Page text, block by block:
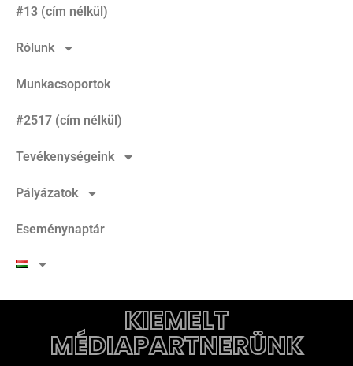
#13 (cím nélkül)
Rólunk
Munkacsoportok
#2517 (cím nélkül)
Tevékenységeink
Pályázatok
Eseménynaptár
KIEMELT
MÉDIAPARTNERÜNK